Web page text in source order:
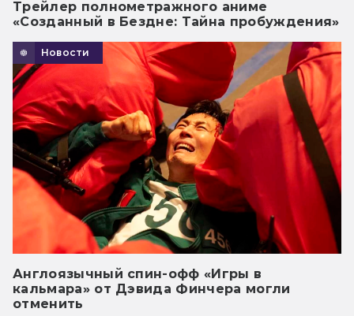
Трейлер полнометражного аниме
«Созданный в Бездне: Тайна пробуждения»
Новости
Англоязычный спин-офф «Игры в
кальмара» от Дэвида Финчера могли
отменить